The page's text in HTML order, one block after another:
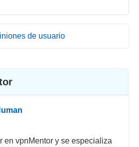
de usuario
en vpnMentor y se especializa